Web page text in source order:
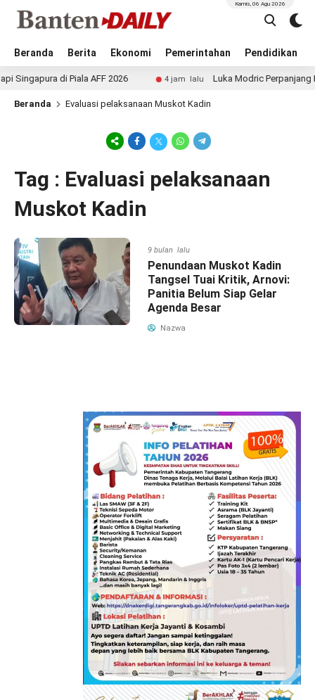
Beranda Berita Ekonomi Pemerintahan Pendidikan
Kamis, 06 Agu 2026
di Piala AFF 2026 4 jam lalu Luka Modric Perpanjang
Beranda Evaluasi pelaksanaan Muskot Kadin
Tag : Evaluasi pelaksanaan
Muskot Kadin
9 bulan lalu
Penundaan Muskot Kadin
Tangsel Tuai Kritik, Arnovi:
Panitia Belum Siap Gelar
Agenda Besar
Nazwa